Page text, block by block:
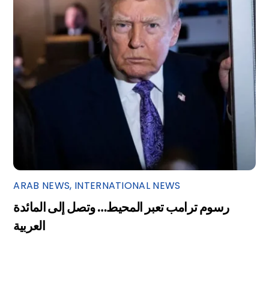
ARAB NEWS, INTERNATIONAL NEWS
رسوم ترامب تعبر المحيط… وتصل إلى المائدة
العربية